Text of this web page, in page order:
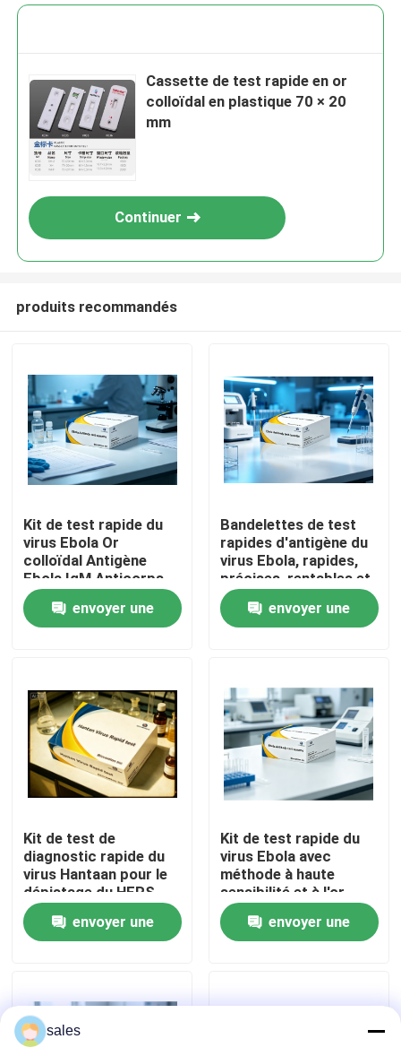
Maison
Produits
Visite de l'usine
Contrôle qualité
Nouvelles
Cas
ELISA Test Kit
Cassette de test rapide en or
colloïdal en plastique 70 × 20
mm
Continuer
produits recommandés
Kit de test rapide du
virus Ebola Or
colloïdal Antigène
Ebola IgM Anticorps
Cassette de test de
diagnostic pour le
dépistage d'urgence
envoyer une
Bandelettes de test
rapides d'antigène du
virus Ebola, rapides,
précises, rentables et
personnalisables Ne
fonctionnant pas en
machine avec la
envoyer une
Kit de test de
diagnostic rapide du
virus Hantaan pour le
dépistage du HFRS
envoyer une
Kit de test rapide du
virus Ebola avec
méthode à haute
sensibilité et à l'or
colloïdal pour des
résultats de 15
minutes
envoyer une
sales